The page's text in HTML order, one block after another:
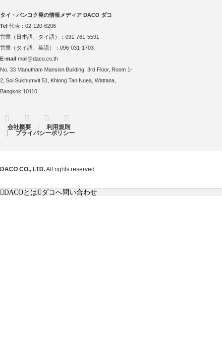
タイ・バンコク発の情報メディア DACO ダコ
Tel 代表：02-120-6206
営業（日本語、タイ語）：091-761-5591
営業（タイ語、英語）：096-031-1703
E-mail mail@daco.co.th
No. 33 Manutham Mansion Building, 3rd Floor, Room 1-
2, Soi Sukhumvit 51, Khlong Tan Nuea, Wattana,
Bangkok 10110
Twitter FacebookInstagram
会社概要
利用規則
プライバシーポリシー
DACO CO., LTD.All rights reserved.
DACOとは ダコへ問い合わせ